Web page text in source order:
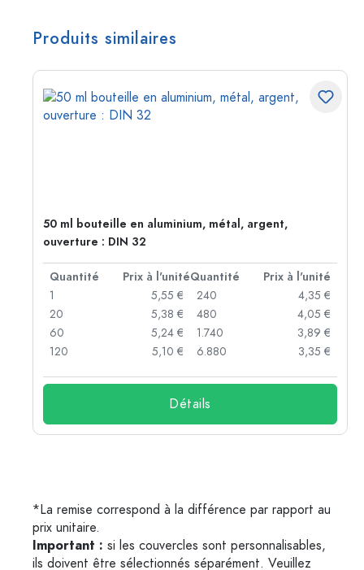
Produits similaires
50 ml bouteille en aluminium, métal, argent,
ouverture : DIN 32
Quantité Prix à l'unitéQuantité
Prix à l'unité
1
5,55 €
20
5,38 €
60
5,24 €
120
5,10 €
240
4,35 €
480
4,05 €
1.740
3,89 €
6.880
3,35 €
Détails
*La remise correspond à la différence par rapport au
prix unitaire.
Important : si les couvercles sont personnalisables,
ils doivent être sélectionnés séparément. Veuillez